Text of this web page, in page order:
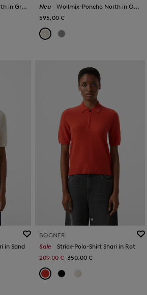
in Grau
Neu
Wollmix-Poncho North in Off-White
595,00 €
in Sand
BOGNER
Sale
Strick-Polo-Shirt Shari in Rot
209,00 € 350,00 €